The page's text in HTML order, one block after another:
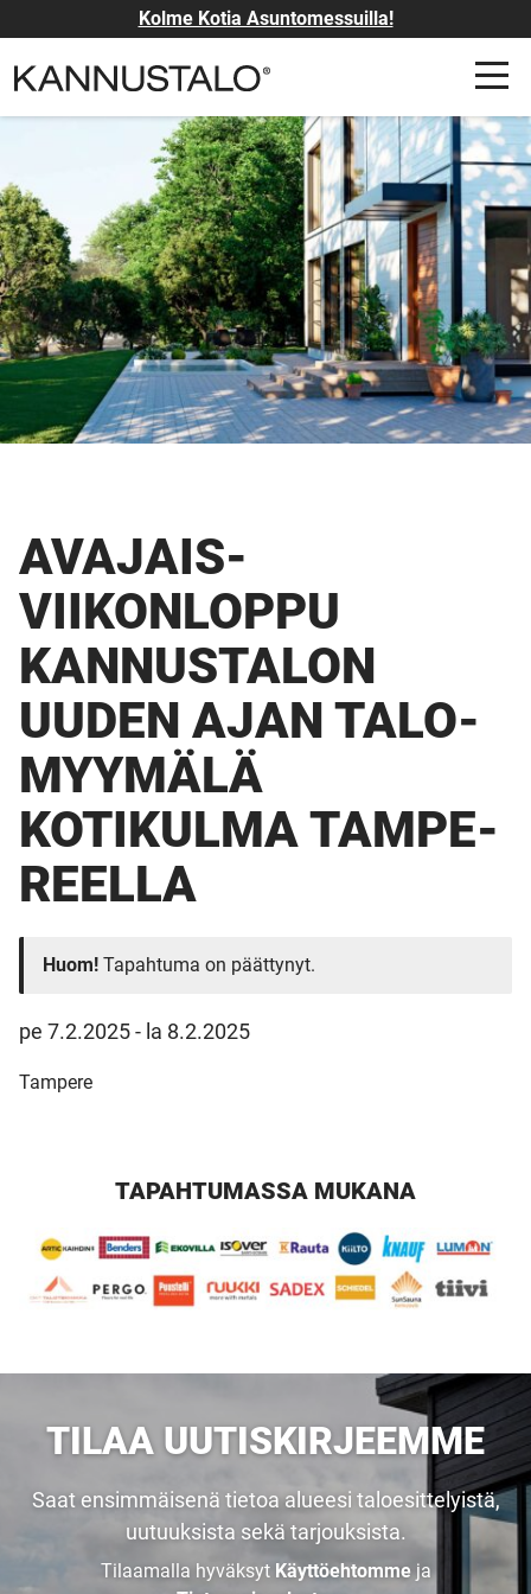
Kolme Kotia Asuntomessuilla!
AVAJAIS­
VIIKONLOPPU
KANNUS­TALON
UUDEN AJAN TALO­
MYYMÄLÄ
KOTIKULMA TAMPE­
REELLA
Huom! Tapahtuma on päättynyt.
pe 7.2.2025- la 8.2.2025
Tampere
TAPAHTUMASSA MUKANA
TILAA UUTISKIRJEEMME
Saat ensimmäisenä tietoa alueesi taloesittelyistä,
uutuuksista sekä tarjouksista.
Tilaamalla hyväksyt Käyttöehtommeja